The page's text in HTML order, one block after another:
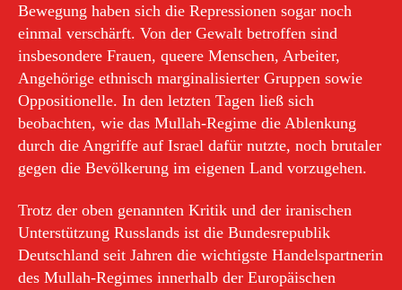
Bewegung haben sich die Repressionen sogar noch
einmal verschärft. Von der Gewalt betroffen sind
insbesondere Frauen, queere Menschen, Arbeiter,
Angehörige ethnisch marginalisierter Gruppen sowie
Oppositionelle. In den letzten Tagen ließ sich
beobachten, wie das Mullah-Regime die Ablenkung
durch die Angriffe auf Israel dafür nutzte, noch brutaler
gegen die Bevölkerung im eigenen Land vorzugehen.
Trotz der oben genannten Kritik und der iranischen
Unterstützung Russlands ist die Bundesrepublik
Deutschland seit Jahren die wichtigste Handelspartnerin
des Mullah-Regimes innerhalb der Europäischen